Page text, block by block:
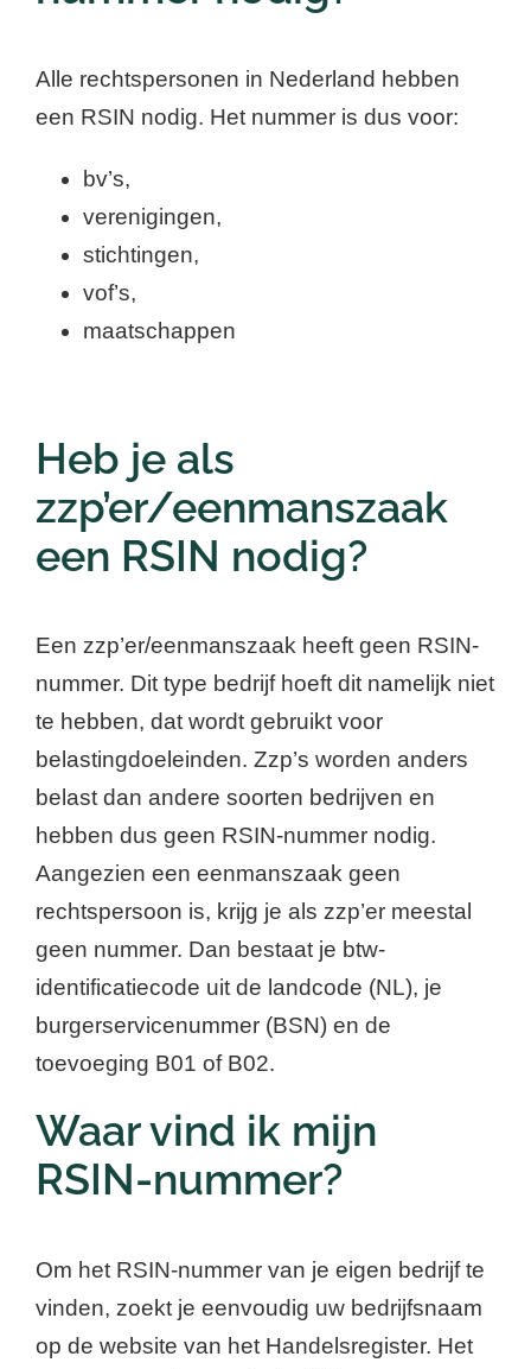
Alle rechtspersonen in Nederland hebben
een RSIN nodig. Het nummer is dus voor:
bv’s,
verenigingen,
stichtingen,
vof’s,
maatschappen
Heb je als
zzp’er/eenmanszaak
een RSIN nodig?
Een zzp’er/eenmanszaak heeft geen RSIN-
nummer. Dit type bedrijf hoeft dit namelijk niet
te hebben, dat wordt gebruikt voor
belastingdoeleinden. Zzp’s worden anders
belast dan andere soorten bedrijven en
hebben dus geen RSIN-nummer nodig.
Aangezien een eenmanszaak geen
rechtspersoon is, krijg je als zzp’er meestal
geen nummer. Dan bestaat je btw-
identificatiecode uit de landcode (NL), je
burgerservicenummer (BSN) en de
toevoeging B01 of B02.
Waar vind ik mijn
RSIN-nummer?
Om het RSIN-nummer van je eigen bedrijf te
vinden, zoekt je eenvoudig uw bedrijfsnaam
op de website van het Handelsregister. Het